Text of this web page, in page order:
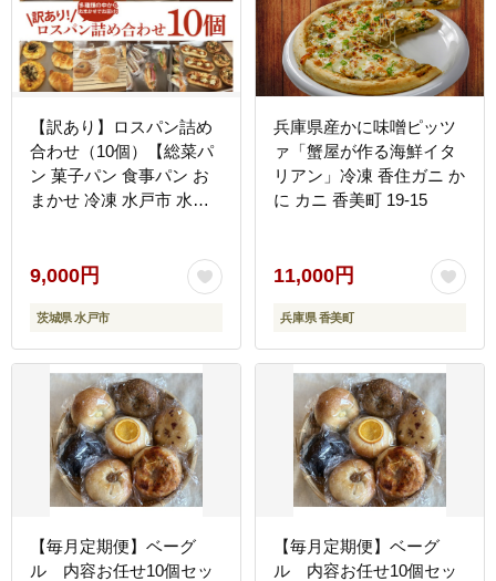
【訳あり】ロスパン詰め
合わせ（10個）【総菜パ
ン 菓子パン 食事パン お
まかせ 冷凍 水戸市 水戸
1）
9,000円
茨城県 水戸市
兵庫県産かに味噌ピッツ
ァ「蟹屋が作る海鮮イタ
リアン」冷凍 香住ガニ か
に カニ 香美町 19-15
11,000円
兵庫県 香美町
【毎月定期便】ベーグ
ル 内容お任せ10個セッ
【毎月定期便】ベーグ
ル 内容お任せ10個セッ